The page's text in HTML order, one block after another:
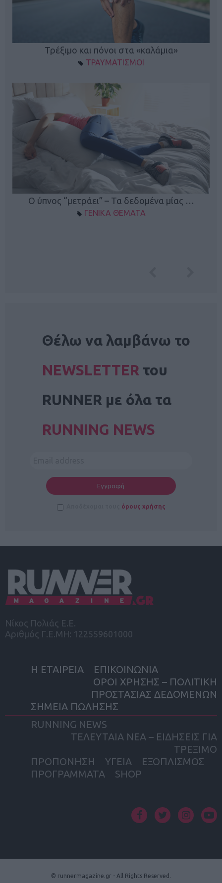
Τρέξιμο και πόνοι στα «καλάμια»
ΤΡΑΥΜΑΤΙΣΜΟΙ
Ο ύπνος “μετράει” – Τα δεδομένα μίας …
ΓΕΝΙΚΑ ΘΕΜΑΤΑ
Θέλω να λαμβάνω το
NEWSLETTER του
RUNNER με όλα τα
RUNNING NEWS
όρους χρήσης
Νίκος Πολιάς Ε.Ε.
Αριθμός Γ.Ε.ΜΗ: 122559601000
Η ΕΤΑΙΡΕΙΑ
ΕΠΙΚΟΙΝΩΝΙΑ
ΟΡΟΙ ΧΡΗΣΗΣ – ΠΟΛΙΤΙΚΗ
ΠΡΟΣΤΑΣΙΑΣ ΔΕΔΟΜΕΝΩΝ
ΣΗΜΕΙΑ ΠΩΛΗΣΗΣ
RUNNING NEWS
ΤΕΛΕΥΤΑΙΑ ΝΕΑ – ΕΙΔΗΣΕΙΣ ΓΙΑ
ΤΡΕΞΙΜΟ
ΠΡΟΠΟΝΗΣΗ
ΥΓΕΙΑ
ΕΞΟΠΛΙΣΜΟΣ
ΠΡΟΓΡΑΜΜΑΤΑ
SHOP
© runnermagazine.gr - All Rights Reserved.